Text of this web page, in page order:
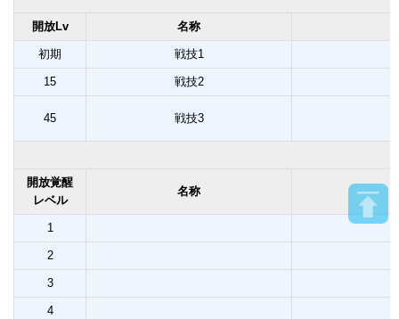
開放Lv 名称
初期 戦技1
15 戦技2
45 戦技3
開放覚醒
レベル
名称
1
2
3
4